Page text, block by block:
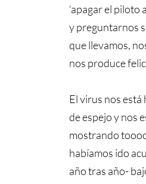
‘apagar el piloto
y preguntarnos
que llevamos,
nos produce
El virus nos está
de espejo y nos
mostrando
habíamos ido
año tras año-